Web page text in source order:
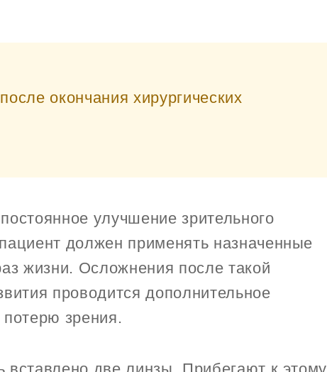
окончания хирургических
улучшение зрительного
должен применять назначенные
жизни. Осложнения после такой
проводится дополнительное
потерю зрения.